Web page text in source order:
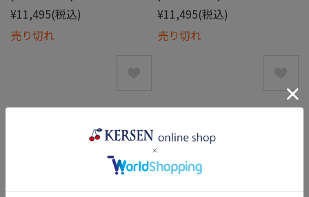
¥11,495(税込)
売り切れ
¥11,495(税込)
売り切れ